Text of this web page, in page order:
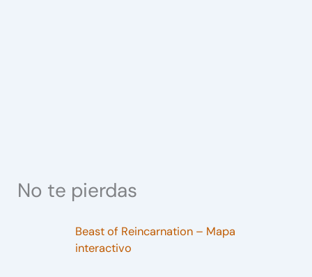
No te pierdas
Beast of Reincarnation – Mapa
interactivo